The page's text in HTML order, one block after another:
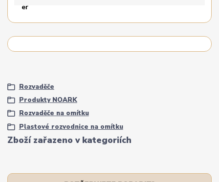
Zboží zařazeno v kategoriích
Rozvaděče
Produkty NOARK
Rozvaděče na omítku
Plastové rozvodnice na omítku